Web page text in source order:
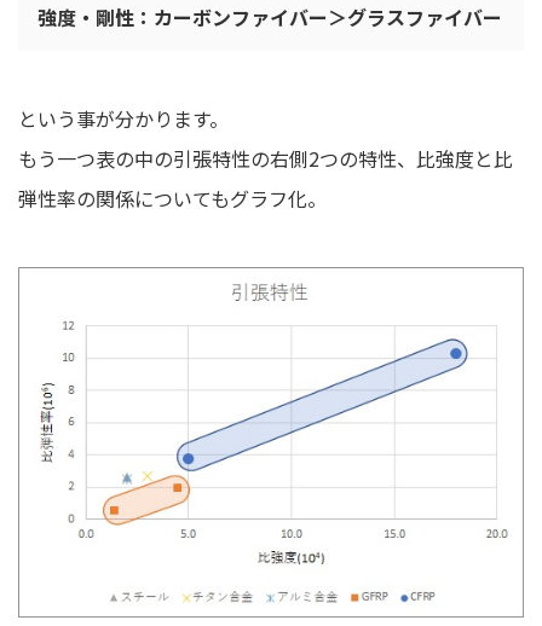
強度 ・ 剛性：カーボンファイバー＞グラスファイバー
という事が分かります。
もう一つ表の中の引張特性の右側2つの特性、比強度と比
弾性率の関係についてもグラフ化。